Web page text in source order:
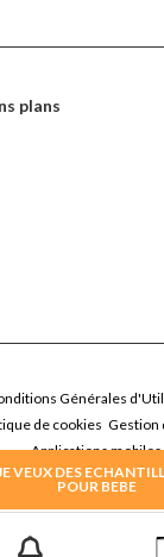
VEUX DES
POUR BEBE
plans
Générales
de cookies Gestion
Applications mobiles